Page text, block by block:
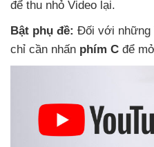
để thu nhỏ Video lại.
Bật phụ đề: Đối với những
chỉ cần nhấn phím C để